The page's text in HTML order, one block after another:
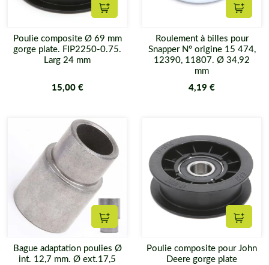
Ajouter au panier
Poulie composite Ø 69 mm
gorge plate. FIP2250-0.75.
Larg 24 mm
15,00 €
Roulement à billes pour
Snapper N° origine 15 474,
12390, 11807. Ø 34,92
mm
4,19 €
Ajouter au panier
Bague adaptation poulies Ø
int. 12,7 mm. Ø ext.17,5
Poulie composite pour John
Deere gorge plate